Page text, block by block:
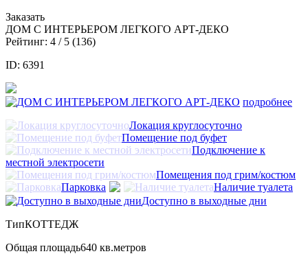
Заказать
ДОМ С ИНТЕРЬЕРОМ ЛЕГКОГО АРТ-ДЕКО
Рейтинг: 4 / 5 (136)
ID: 6391
подробнее
Локация круглосуточно
Помещение под буфет
Подключение к
местной электросети
Помещения под грим/костюм
Парковка
Наличие туалета
Доступно в выходные дни
ТипКОТТЕДЖ
Общая площадь640 кв.метров